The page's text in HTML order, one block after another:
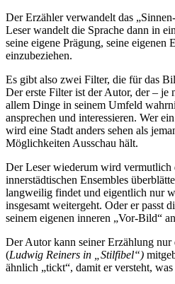
Der Erzähler verwandelt das
Leser wandelt die Sprache dann in
seine eigene Prägung, seine eigenen
einzubeziehen.
Es gibt also zwei Filter, die für das
Der erste Filter ist der Autor, der – je
allem Dinge in seinem Umfeld
ansprechen und interessieren. Wer
wird eine Stadt anders sehen als
Möglichkeiten Ausschau hält.
Der Leser wiederum wird vermutlich
innerstädtischen Ensembles
langweilig findet und eigentlich nur
insgesamt weitergeht. Oder er passt
seinem eigenen inneren „Vor-Bild“
Der Autor kann seiner Erzählung nur
(Ludwig Reiners in „Stilfibel“)
ähnlich „tickt“, damit er versteht,